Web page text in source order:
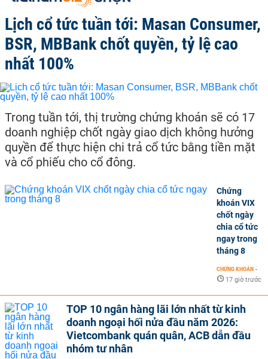
Lịch cổ tức tuần tới: Masan Consumer,
BSR, MBBank chốt quyền, tỷ lệ cao
nhất 100%
Trong tuần tới, thị trường chứng khoán sẽ có 17
doanh nghiệp chốt ngày giao dịch không hưởng
quyền để thực hiện chi trả cổ tức bằng tiền mặt
và cổ phiếu cho cổ đông.
Chứng
khoán VIX
chốt ngày
chia cổ tức
ngay trong
tháng 8
CHỨNG KHOÁN -
17 giờ trước
TOP 10 ngân hàng lãi lớn nhất từ kinh
doanh ngoại hối nửa đầu năm 2026:
Vietcombank quán quân, ACB dẫn đầu
nhóm tư nhân